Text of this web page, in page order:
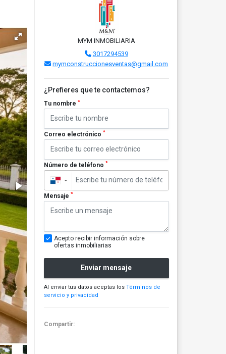
MYM INMOBILIARIA
3017294539
mymconstruccionesventas@gmail.com
¿Prefieres que te contactemos?
Tu nombre *
Correo electrónico *
Número de teléfono *
▼
Mensaje *
Acepto recibir información sobre
ofertas inmobiliarias
Enviar mensaje
Al enviar tus datos aceptas los Términos de
servicio y privacidad
Compartir: